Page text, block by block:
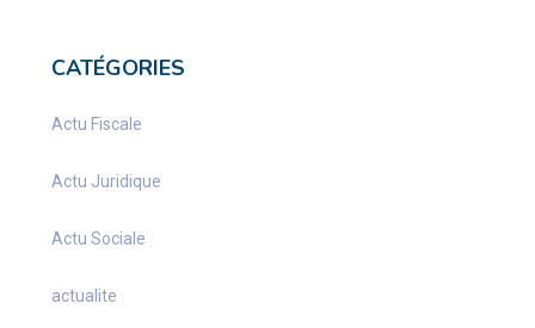
CATÉGORIES
Actu Fiscale
Actu Juridique
Actu Sociale
actualite